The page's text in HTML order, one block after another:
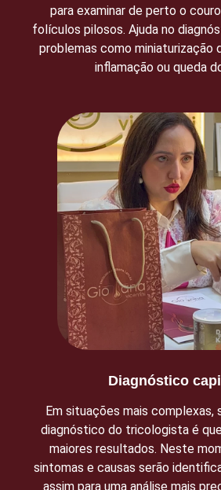
para examinar de perto o
folículos pilosos. Ajuda no
problemas como miniaturização
inflamação ou queda
Diagnóstico
Em situações mais complexas,
diagnóstico do tricologista é
maiores resultados. Neste
sintomas e causas serão
assim para uma análise mais